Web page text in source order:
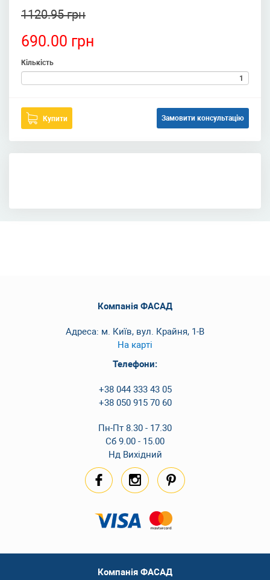
1120.95 грн
690.00 грн
Кількість
Купити Замовити консультацію
Компанія ФАСАД
Адреса: м. Київ, вул. Крайня, 1-В
На карті
Телефони:
+38 044 333 43 05
+38 050 915 70 60
Пн-Пт 8.30 - 17.30
Сб 9.00 - 15.00
Нд Вихідний
Компанія ФАСАД